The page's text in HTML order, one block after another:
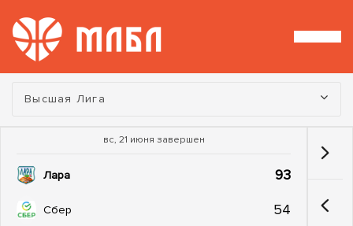
Турнир:
Высшая Лига
вс, 21 июня завершен
Лара 93
Сбер 54